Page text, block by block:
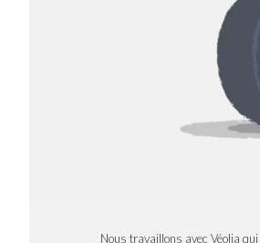
Nous travaillons avec Véolia